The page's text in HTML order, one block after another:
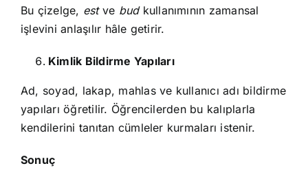
Bu çizelge, estve budkullanımının zamansal
işlevini anlaşılır hâle getirir.
Kimlik Bildirme Yapıları
Ad, soyad, lakap, mahlas ve kullanıcı adı bildirme
yapıları öğretilir. Öğrencilerden bu kalıplarla
kendilerini tanıtan cümleler kurmaları istenir.
Sonuç